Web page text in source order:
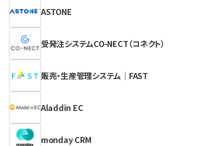
ASTONE
受発注システムCO-NECT（コネクト）
販売・生産管理システム｜FAST
Aladdin EC
monday CRM